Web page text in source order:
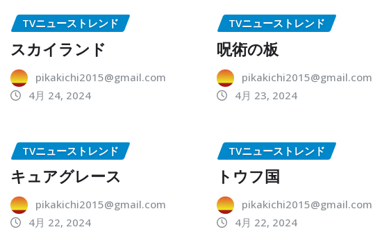
TVニューストレンド
スカイランド
pikakichi2015@gmail.com
4月 24, 2024
TVニューストレンド
呪術の板
pikakichi2015@gmail.com
4月 23, 2024
TVニューストレンド
キュアグレース
pikakichi2015@gmail.com
4月 22, 2024
TVニューストレンド
トウフ国
pikakichi2015@gmail.com
4月 22, 2024